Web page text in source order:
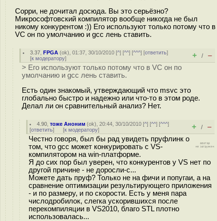
Сорри, не дочитал досюда. Вы это серьёзно?
Микрософтовский компилятор вообще никогда не был
никому конкурентом :)) Его используют только потому что в
VC он по умолчанию и gcc лень ставить.
3.37 ,FPGA (ok), 01:37, 30/10/2010 [^] [^^] [^^^] [ответить]
[к модератору] + / –
> Его используют только потому что в VC он по
умолчанию и gcc лень ставить.
Есть один знакомый, утверждающий что msvc это
глобально быстро и надежно или что-то в этом роде.
Делал ли он сравнительный анализ? Нет.
4.90 ,тоже Аноним (ok), 20:44, 30/10/2010 [^] [^^] [^^^]
[ответить] [к модератору] + / –
Честно говоря, был бы рад увидеть пруфлинк о
том, что gcc может конкурировать с VS-
компилятором на win-платформе.
Я до сих пор был уверен, что конкурентов у VS нет по
другой причине - не доросли-с...
Можете дать пруф? Только не на фичи и попугаи, а на
сравнение оптимизации результирующего приложения
- и по размеру, и по скорости. Есть у меня пара
числодробилок, слегка ускорившихся после
перекомпиляции в VS2010, благо STL плотно
использовалась...